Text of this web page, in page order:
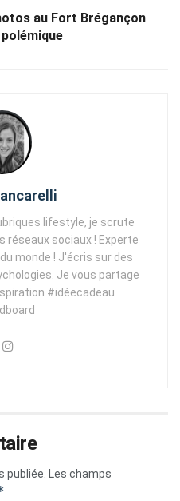
au Fort Brégançon
lifestyle, je scrute
réseaux sociaux ! Experte
monde ! J'écris sur des
Je vous partage
#idéecadeau
publiée. Les champs